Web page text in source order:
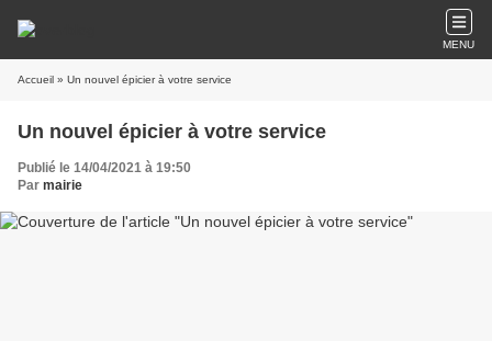
MENU
Accueil » Un nouvel épicier à votre service
Un nouvel épicier à votre service
Publié le 14/04/2021 à 19:50
Par mairie